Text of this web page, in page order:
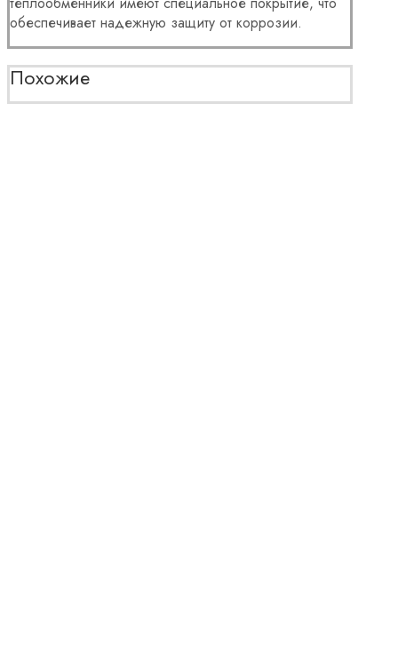
обеспечивает надежную защиту от коррозии.
Похожие